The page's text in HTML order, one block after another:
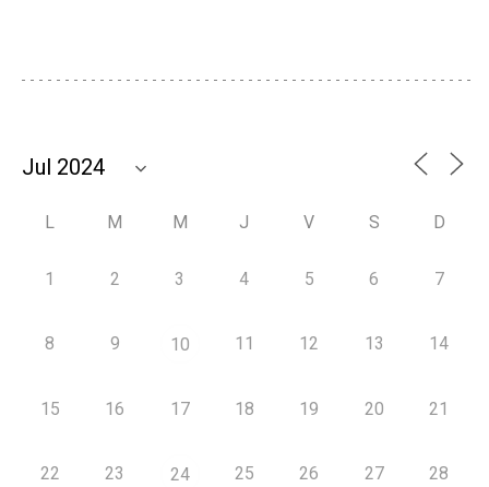
L M M J V S D
1 2 3 4 5 6 7
8 9 10 11 12 13 14
15 16 17 18 19 20 21
22 23 24 25 26 27 28